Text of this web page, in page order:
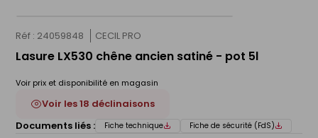
Réf : 24059848 CECIL PRO
Lasure LX530 chêne ancien satiné - pot 5l
Voir prix et disponibilité en magasin
Voir les 18 déclinaisons
Documents liés :
Fiche technique Fiche de sécurité (FdS)